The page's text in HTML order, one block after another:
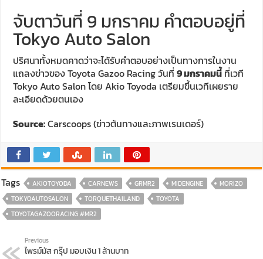
จับตาวันที่ 9 มกราคม คำตอบอยู่ที่
Tokyo Auto Salon
ปริศนาทั้งหมดคาดว่าจะได้รับคำตอบอย่างเป็นทางการในงาน
แถลงข่าวของ Toyota Gazoo Racing วันที่9 มกราคมนี้ที่เวที
Tokyo Auto Salon โดย Akio Toyoda เตรียมขึ้นเวทีเผยราย
ละเอียดด้วยตนเอง
Source:Carscoops (ข่าวต้นทางและภาพเรนเดอร์)
Tags AKIOTOYODA CARNEWS GRMR2 MIDENGINE
MORIZO
TOKYOAUTOSALON
TORQUETHAILAND
TOYOTA
TOYOTAGAZOORACING #MR2
Previous
ไพรม์มัส กรุ๊ป มอบเงิน 1 ล้านบาท